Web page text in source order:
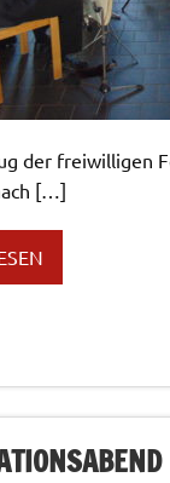
der freiwilligen
[…]